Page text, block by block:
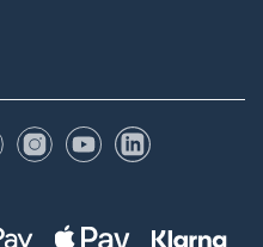
FacebookInstagram
YouTubeLinkedIn